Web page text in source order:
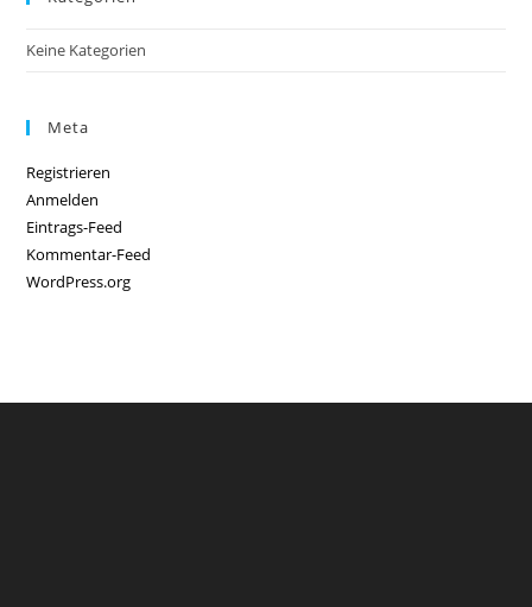
Keine Kategorien
Meta
Registrieren
Anmelden
Eintrags-Feed
Kommentar-Feed
WordPress.org